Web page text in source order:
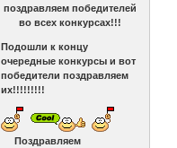
поздравляем победителей
во всех конкурсах!!!
Подошли к концу
очередные конкурсы и вот
победители поздравляем
их!!!!!!!!!
Поздравляем